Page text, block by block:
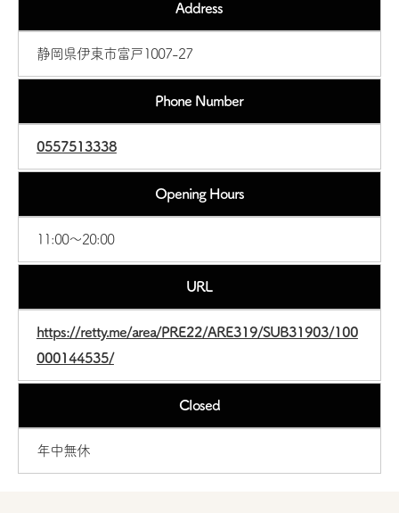
Address
静岡県伊東市富戸1007-27
Phone Number
0557513338
Opening Hours
11:00〜20:00
URL
https://retty.me/area/PRE22/ARE319/SUB31903/100
000144535/
Closed
年中無休